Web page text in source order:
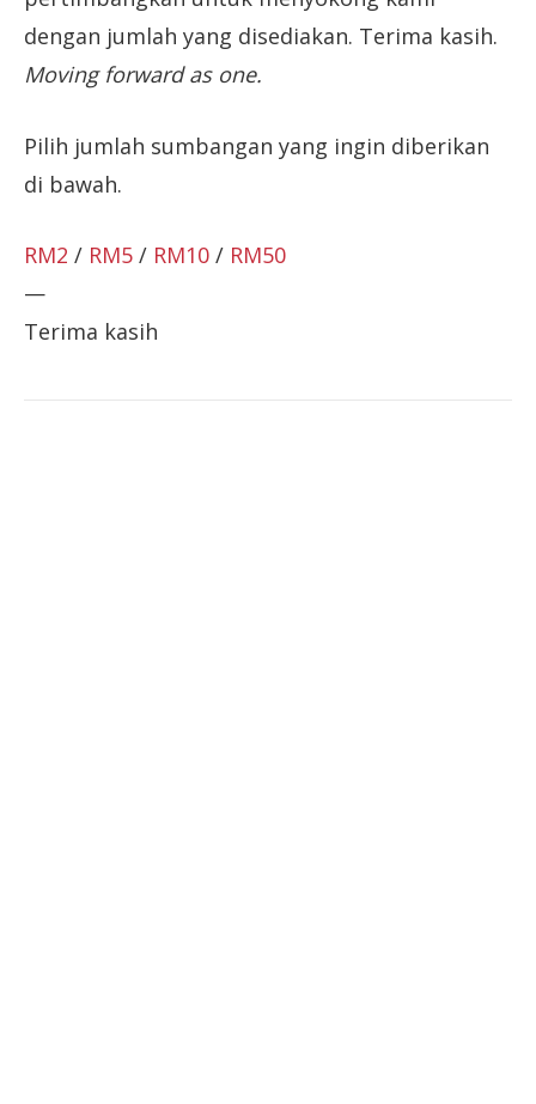
dengan jumlah yang disediakan. Terima kasih.
Moving forward as one.
Pilih jumlah sumbangan yang ingin diberikan
di bawah.
RM2 / RM5 / RM10 / RM50
—
Terima kasih